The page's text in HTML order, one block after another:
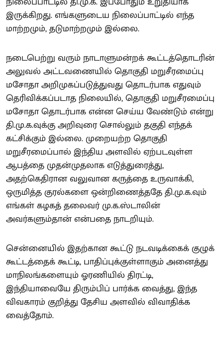
இருக்கிறது. எங்களுடைய நிலைப்பாட்டில் எந்த
மாற்றமும், தடுமாற்றமும் இல்லை.
நடைபெற்று வரும் நாடாளுமன்றக் கூட்டத்தொடரின்
அலுவல் அட்டவணையில் தொகுதி மறுசீரமைப்பு
மசோதா அறிமுகப்படுத்துவது தொடர்பாக எதுவும்
தெரிவிக்கப்படாத நிலையில், தொகுதி மறுசீரமைப்பு
மசோதா தொடர்பாக என்ன செய்ய வேண்டும் என்று
தி.மு.க.வுக்கு அறிவுரை சொல்லும் தகுதி எந்தக்
கட்சிக்கும் இல்லை. முறையற்ற தொகுதி
மறுசீரமைப்பால் இந்திய அளவில் ஏற்படவுள்ள
ஆபத்தை முதன்முதலாக எடுத்துரைத்து,
அதற்கெதிரான வலுவான கருத்தை உருவாக்கி,
ஒருமித்த குரல்களை ஒன்றிணைத்ததே தி.மு.க.வும்
எங்கள் கழகத் தலைவர் மு.க.ஸ்டாலின்
அவர்களும்தான் என்பதை நாடறியும்.
சென்னையில் இதற்கான கூட்டு நடவடிக்கைக் குழுக்
கூட்டத்தைக் கூட்டி, பாதிப்புக்குள்ளாகும் அனைத்து
மாநிலங்களையும் ஓரணியில் திரட்டி,
இந்தியாவையே திரும்பிப் பார்க்க வைத்து, இந்த
விவகாரம் குறித்து தேசிய அளவில் விவாதிக்க
வைத்தோம்.